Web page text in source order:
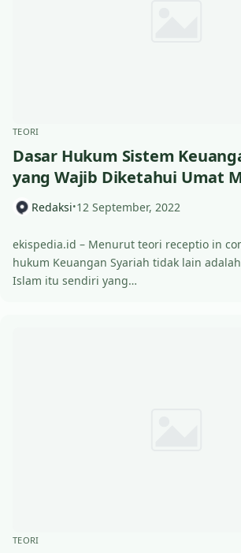
TEORI
Dasar Hukum Sistem
yang Wajib Diketahui Umat
Redaksi•12 September, 2022
ekispedia.id – Menurut teori receptio in
hukum Keuangan Syariah tidak lain
Islam itu sendiri yang…
TEORI